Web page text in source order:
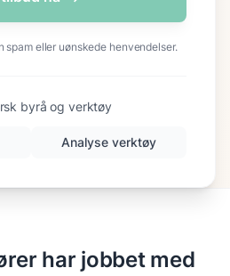
spam eller uønskede henvendelser.
byrå og verktøy
Analyse verktøy
har jobbet med